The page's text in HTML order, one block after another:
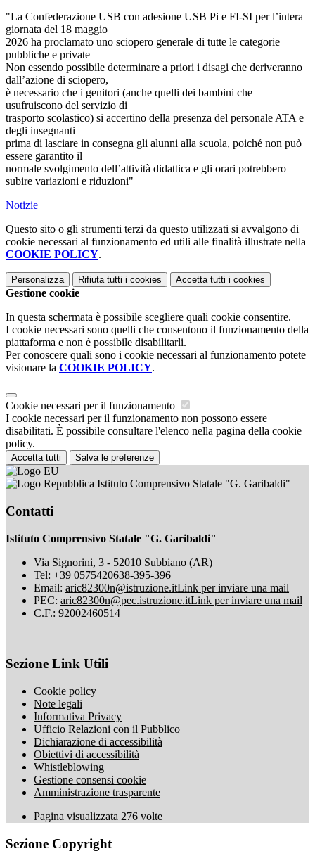
"La Confederazione USB con adesione USB Pi e FI-SI per l’intera
giornata del 18 maggio
2026 ha proclamato uno sciopero generale di tutte le categorie
pubbliche e private
Non essendo possibile determinare a priori i disagi che deriveranno
dall’azione di sciopero,
è necessario che i genitori (anche quelli dei bambini che
usufruiscono del servizio di
trasporto scolastico) si accertino della presenza del personale ATA e
degli insegnanti
prima di lasciare in consegna gli alunni alla scuola, poiché non può
essere garantito il
normale svolgimento dell’attività didattica e gli orari potrebbero
subire variazioni e riduzioni"
Notizie
Questo sito o gli strumenti terzi da questo utilizzati si avvalgono di
cookie necessari al funzionamento ed utili alle finalità illustrate nella
COOKIE POLICY.
Personalizza Rifiuta tutti i cookies Accetta tutti i cookies
Gestione cookie
In questa schermata è possibile scegliere quali cookie consentire.
I cookie necessari sono quelli che consentono il funzionamento della
piattaforma e non è possibile disabilitarli.
Per conoscere quali sono i cookie necessari al funzionamento potete
visionare la COOKIE POLICY.
Cookie necessari per il funzionamento
I cookie necessari per il funzionamento non possono essere
disabilitati. È possibile consultare l'elenco nella pagina della cookie
policy.
Accetta tutti Salva le preferenze
Istituto Comprensivo Statale "G. Garibaldi"
Contatti
Istituto Comprensivo Statale "G. Garibaldi"
Via Signorini, 3 - 52010 Subbiano (AR)
Tel: +39 0575420638-395-396
Email: aric82300n@istruzione.itLink per inviare una mail
PEC: aric82300n@pec.istruzione.itLink per inviare una mail
C.F.: 92002460514
Sezione Link Utili
Cookie policy
Note legali
Informativa Privacy
Ufficio Relazioni con il Pubblico
Dichiarazione di accessibilità
Obiettivi di accessibilità
Whistleblowing
Gestione consensi cookie
Amministrazione trasparente
Pagina visualizzata 276 volte
Sezione Copyright